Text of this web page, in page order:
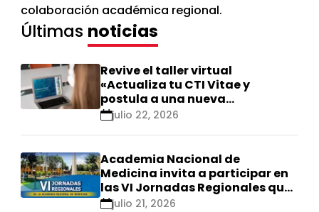
colaboración académica regional.
Últimas noticias
Revive el taller virtual
«Actualiza tu CTI Vitae y
postula a una nueva
calificación Renacyt»
julio 22, 2026
Academia Nacional de
Medicina invita a participar en
las VI Jornadas Regionales que
se realizarán en Ica
julio 21, 2026